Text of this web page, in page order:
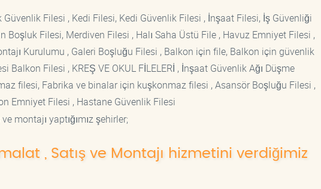
Filesi , Kedi Filesi, Kedi Güvenlik Filesi , İnşaat Filesi, İş Güvenliği
Boşluk Filesi, Merdiven Filesi , Halı Saha Üstü File , Havuz Emniyet Filesi ,
Kurulumu , Galeri Boşluğu Filesi , Balkon için file, Balkon için güvenlik
Filesi , KREŞ VE OKUL FİLELERİ , İnşaat Güvenlik Ağı Düşme
filesi, Fabrika ve binalar için kuşkonmaz filesi , Asansör Boşluğu Filesi ,
Emniyet Filesi , Hastane Güvenlik Filesi
montajı yaptığımız şehirler;
, Satış ve Montajı hizmetini verdiğimiz